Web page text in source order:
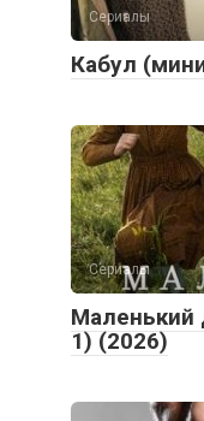
Кабул
Сериалы
Маленький
1) (2026)